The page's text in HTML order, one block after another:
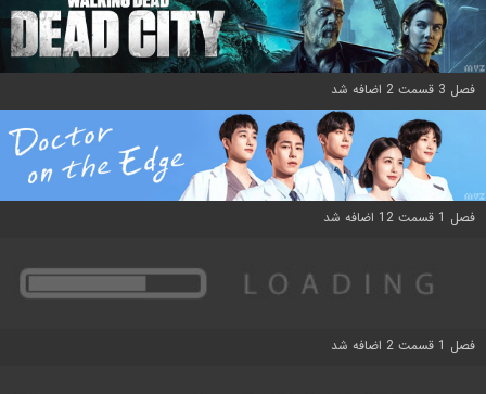
فصل 3 قسمت 2 اضافه شد
فصل 1 قسمت 12 اضافه شد
فصل 1 قسمت 2 اضافه شد